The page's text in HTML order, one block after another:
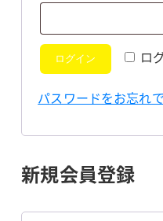
ロ
ログイン
パスワードをお忘れ
新規会員登録